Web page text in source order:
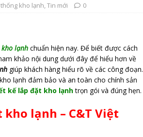
kho lạnh,Tin mới 0
lạnh chuẩn hiện nay. Để biết được cách
khảo nội dung dưới đây để hiểu hơn về
giúp khách hàng hiểu rõ về các công đoạn.
lạnh đảm bảo và an toàn cho chính sản
kế lắp đặt kho lạnhtrọn gói và đúng hẹn.
lạnh – C&T Việt